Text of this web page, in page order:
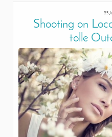
25
Shooting on
tolle